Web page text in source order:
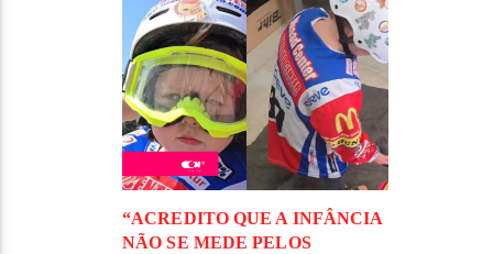
“ACREDITO QUE A INFÂNCIA
NÃO SE MEDE PELOS